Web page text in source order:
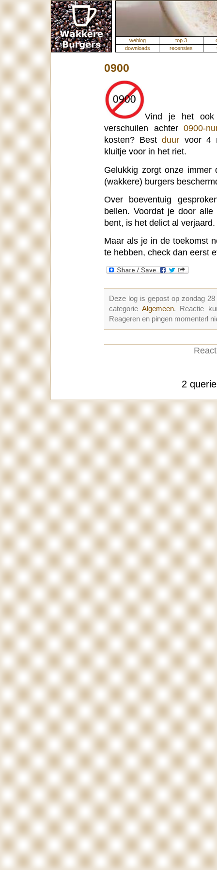
weblog top 3
downloads
recensies
0900
Vind je het
verschuilen achter0900-
kosten? Bestduur voor 4
kluitje voor in het riet.
Gelukkig zorgt onze immer
(wakkere) burgers
Over boeventuig
bellen. Voordat je door alle
bent, is het delict al verjaard.
Maar als je in de toekomst
te hebben, check dan eerst
Deze log is gepost op zondag
categorie Algemeen. Reactie
Reageren en pingen momenterl
2